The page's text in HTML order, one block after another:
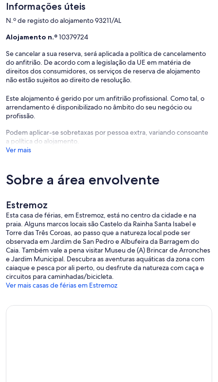
Informações úteis
N.º de registo do alojamento 93211/AL
Alojamento n.º10379724
Se cancelar a sua reserva, será aplicada a política de cancelamento
do anfitrião. De acordo com a legislação da UE em matéria de
direitos dos consumidores, os serviços de reserva de alojamento
não estão sujeitos ao direito de resolução.
Este alojamento é gerido por um anfitrião profissional. Como tal, o
arrendamento é disponibilizado no âmbito do seu negócio ou
profissão.
Podem aplicar-se sobretaxas por pessoa extra, variando consoante
a política do alojamento.
Ver mais
Sobre a área envolvente
Estremoz
Esta casa de férias, em Estremoz, está no centro da cidade e na
praia. Alguns marcos locais são Castelo da Rainha Santa Isabel e
Torre das Três Coroas, ao passo que a natureza local pode ser
observada em Jardim de San Pedro e Albufeira da Barragem do
Caia. Também vale a pena visitar Museu de (A) Brincar de Arronches
e Jardim Municipal. Descubra as aventuras aquáticas da zona com
caiaque e pesca por ali perto, ou desfrute da natureza com caça e
circuitos para caminhadas/bicicleta.
Ver mais casas de férias em Estremoz